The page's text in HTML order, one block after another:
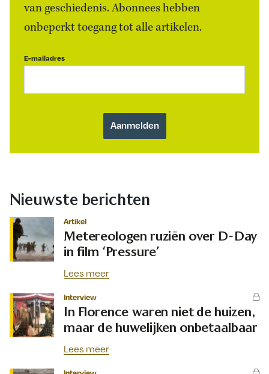
van geschiedenis. Abonnees hebben
onbeperkt toegang tot alle artikelen.
E-mailadres
Nieuwste berichten
Artikel
Metereologen ruziën over D-Day
in film ‘Pressure’
Lees meer
Interview
In Florence waren niet de huizen,
maar de huwelijken onbetaalbaar
Lees meer